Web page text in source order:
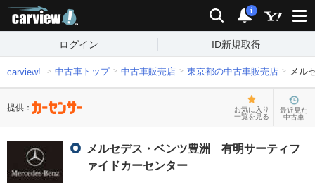
検索 通知
i
ログイン ID新規取得
carview! 中古車トップ 中古車販売店 東京都の中古車販売店 メル
提供：
お気に入り
一覧を見る
最近見た
中古車
メルセデス・ベンツ豊洲 有明サーティフ
ァイドカーセンター